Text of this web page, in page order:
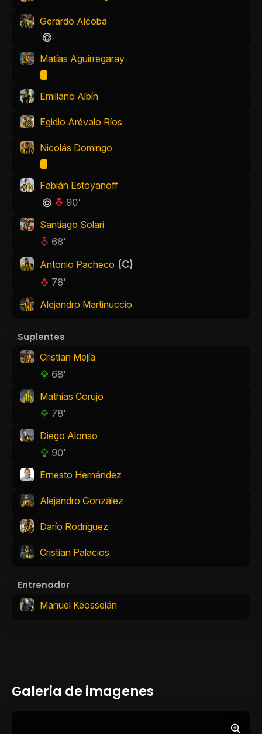
Gerardo Alcoba
Matías Aguirregaray
Emiliano Albín
Egidio Arévalo Ríos
Nicolás Domingo
Fabián Estoyanoff
90'
Santiago Solari
68'
Antonio Pacheco (C)
78'
Alejandro Martinuccio
Suplentes
Cristian Mejía
68'
Mathías Corujo
78'
Diego Alonso
90'
Ernesto Hernández
Alejandro González
Darío Rodríguez
Cristian Palacios
Entrenador
Manuel Keosseián
Galeria de imagenes